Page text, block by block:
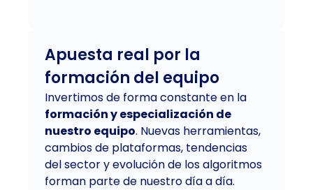
Apuesta real por la
formación del equipo
Invertimos de forma constante en la
formación y especialización de
nuestro equipo. Nuevas herramientas,
cambios de plataformas, tendencias
del sector y evolución de los algoritmos
forman parte de nuestro día a día.